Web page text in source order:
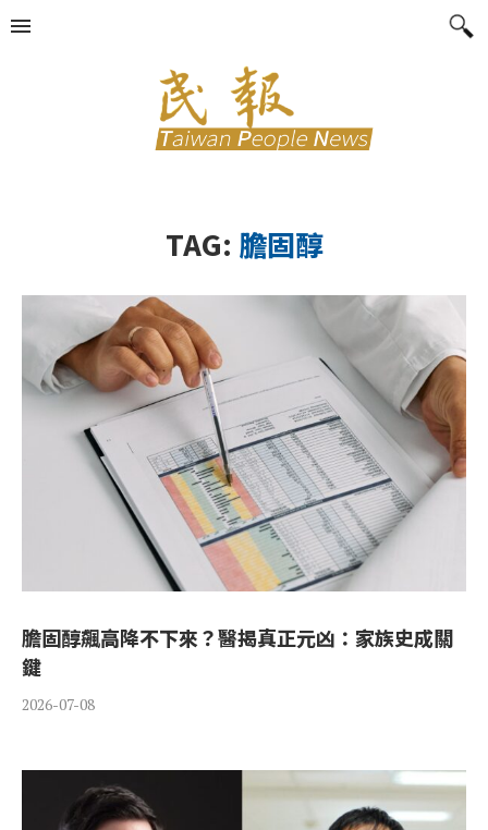
TAG: 膽固醇
膽固醇飆高降不下來？醫揭真正元凶：家族史成關
鍵
2026-07-08